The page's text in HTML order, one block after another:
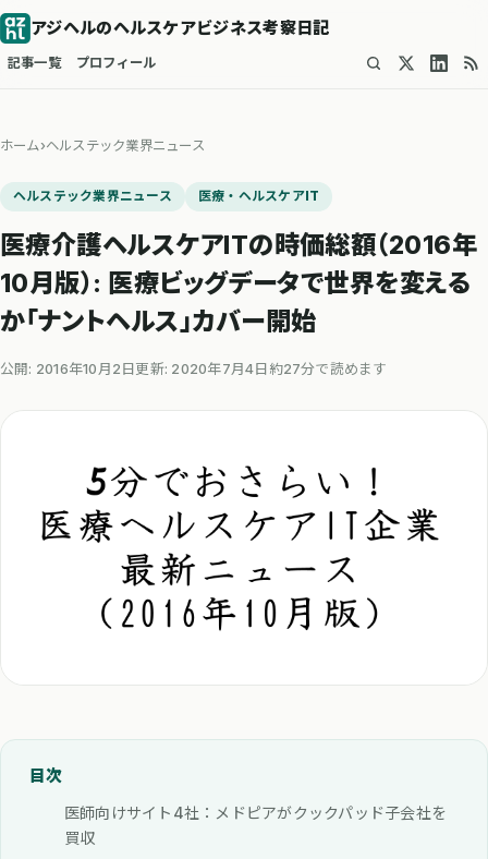
アジヘルのヘルスケアビジネス考察日記
記事一覧 プロフィール
ホーム›ヘルステック業界ニュース
ヘルステック業界ニュース 医療・ヘルスケアIT
医療介護ヘルスケアITの時価総額（2016年
10月版）: 医療ビッグデータで世界を変える
か「ナントヘルス」カバー開始
公開: 2016年10月2日 更新: 2020年7月4日 約27分で読めます
目次
医師向けサイト4社：メドピアがクックパッド子会社を
買収